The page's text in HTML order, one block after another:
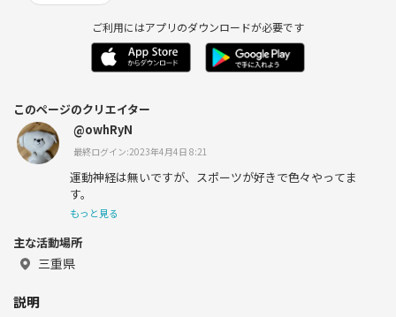
ご利用にはアプリのダウンロードが必要です
このページのクリエイター
@owhRyN
最終ログイン:2023年4月4日 8:21
運動神経は無いですが、スポーツが好きで色々やってま
す。
もっと見る
主な活動場所
三重県
説明